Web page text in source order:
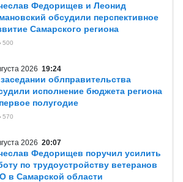
Федорищев и Леонид
обсудили перспективное
Самарского региона
500
2026 19:24
облправительства
исполнение бюджета региона
полугодие
570
2026 20:07
Федорищев поручил усилить
по трудоустройству ветеранов
в Самарской области